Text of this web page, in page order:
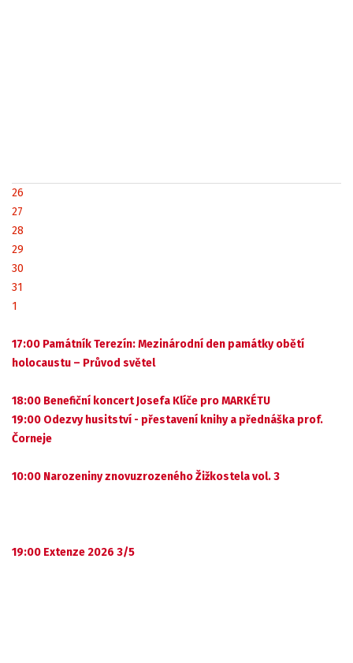
26
27
28
29
30
31
1
17:00 Památník Terezín: Mezinárodní den památky obětí
holocaustu – Průvod světel
18:00 Benefiční koncert Josefa Klíče pro MARKÉTU
19:00 Odezvy husitství - přestavení knihy a přednáška prof.
Čorneje
10:00 Narozeniny znovuzrozeného Žižkostela vol. 3
19:00 Extenze 2026 3/5